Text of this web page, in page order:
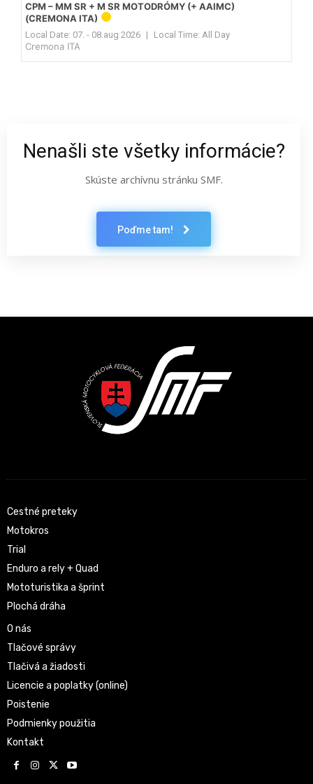
CPM – MM SR + M SR MOTODRÓMY (+ AAIMC)
(CREMONA ITA)
Local Date: 07. - 08.aug 2026 | Local Time: All Day
Cremona ITA
Nenašli ste všetky informácie?
Skúste archívnu stránku SMF.
Poďme tam!
Cestné preteky
Motokros
Trial
Enduro a rely + Quad
Mototuristika a šprint
Plochá dráha
O nás
Tlačové správy
Tlačivá a žiadosti
Licencie a poplatky (online)
Poistenie
Podmienky použitia
Kontakt